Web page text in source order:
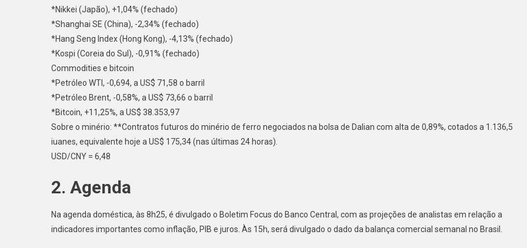
*Nikkei (Japão), +1,04% (fechado)
*Shanghai SE (China), -2,34% (fechado)
*Hang Seng Index (Hong Kong), -4,13% (fechado)
*Kospi (Coreia do Sul), -0,91% (fechado)
Commodities e bitcoin
*Petróleo WTI, -0,694, a US$ 71,58 o barril
*Petróleo Brent, -0,58%, a US$ 73,66 o barril
*Bitcoin, +11,25%, a US$ 38.353,97
Sobre o minério: **Contratos futuros do minério de ferro negociados na bolsa de Dalian com alta de 0,89%, cotados a 1.136,5
iuanes, equivalente hoje a US$ 175,34 (nas últimas 24 horas).
USD/CNY = 6,48
2. Agenda
Na agenda doméstica, às 8h25, é divulgado o Boletim Focus do Banco Central, com as projeções de analistas em relação a
indicadores importantes como inflação, PIB e juros. Às 15h, será divulgado o dado da balança comercial semanal no Brasil.